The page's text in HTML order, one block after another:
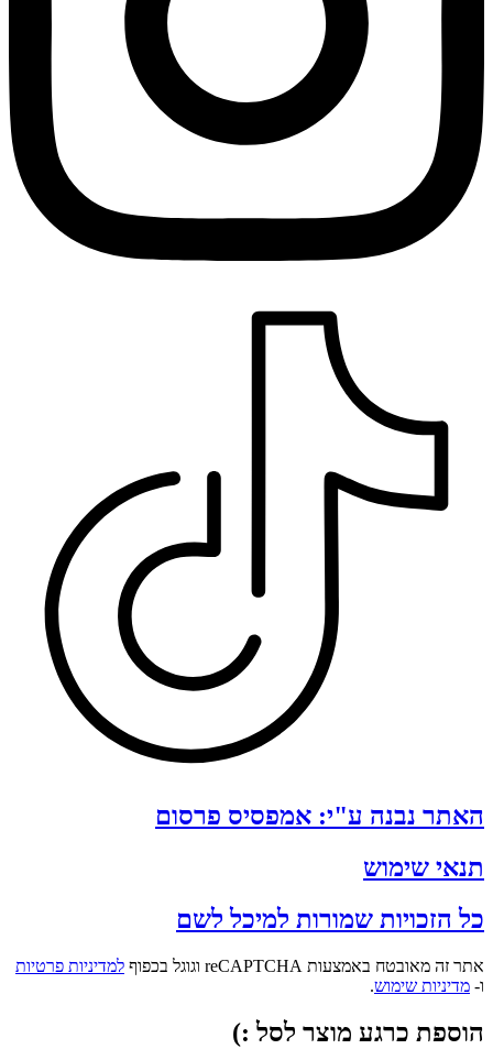
האתר נבנה ע"י: אמפסיס פרסום
תנאי שימוש
כל הזכויות שמורות למיכל לשם
אתר זה מאובטח באמצעות reCAPTCHA וגוגל בכפוף
למדיניות פרטיות
ו- מדיניות שימוש.
הוספת כרגע מוצר לסל :)